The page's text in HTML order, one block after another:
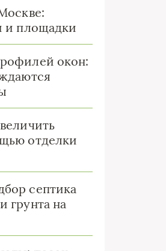
и площадки
окон:
отделки
септика
грунта на